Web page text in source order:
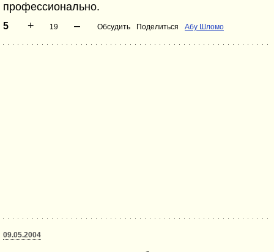
профессионально.
5 + 19 – Обсудить Поделиться Абу Шломо
09.05.2004